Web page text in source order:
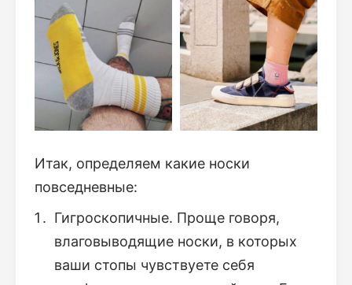
Итак, определяем какие носки
повседневные:
Гигроскопичные. Проще говоря,
влаговыводящие носки, в которых
ваши стопы чувствуете себя